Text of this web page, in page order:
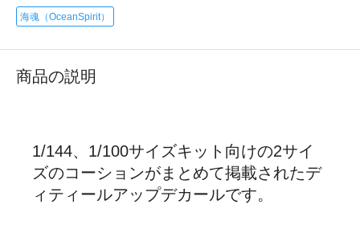
海魂（OceanSpirit）
商品の説明
1/144、1/100サイズキット向けの2サイ
ズのコーションがまとめて掲載されたデ
ィティールアップデカールです。